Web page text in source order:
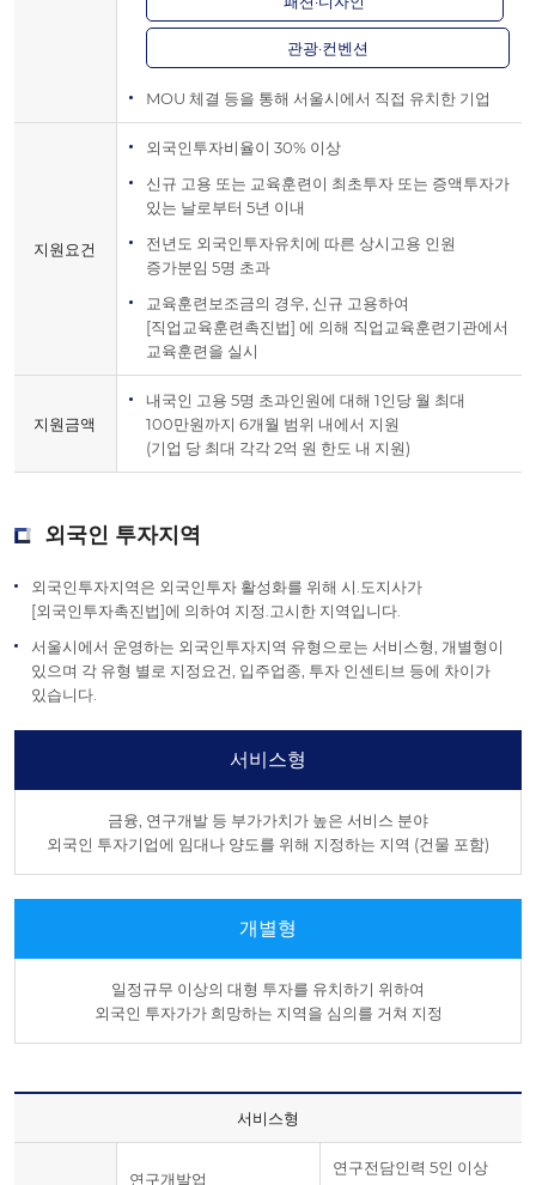
관광·컨벤션
MOU 체결 등을 통해 서울시에서 직접 유치한 기업
지원요건
외국인투자비율이 30% 이상
신규 고용 또는 교육훈련이 최초투자 또는 증액투자가
있는 날로부터 5년 이내
전년도 외국인투자유치에 따른 상시고용 인원
증가분임 5명 초과
교육훈련보조금의 경우, 신규 고용하여
[직업교육훈련촉진법] 에 의해 직업교육훈련기관에서
교육훈련을 실시
지원금액
내국인 고용 5명 초과인원에 대해 1인당 월 최대
100만원까지 6개월 범위 내에서 지원
(기업 당 최대 각각 2억 원 한도 내 지원)
외국인 투자지역
외국인투자지역은 외국인투자 활성화를 위해 시.도지사가
[외국인투자촉진법]에 의하여 지정.고시한 지역입니다.
서울시에서 운영하는 외국인투자지역 유형으로는 서비스형, 개별형이
있으며 각 유형 별로 지정요건, 입주업종, 투자 인센티브 등에 차이가
있습니다.
서비스형
금융, 연구개발 등 부가가치가 높은 서비스 분야
외국인 투자기업에 임대나 양도를 위해 지정하는 지역 (건물 포함)
개별형
일정규무 이상의 대형 투자를 유치하기 위하여
외국인 투자가가 희망하는 지역을 심의를 거쳐 지정
서비스형
연구개발업
연구전담인력 5인 이상